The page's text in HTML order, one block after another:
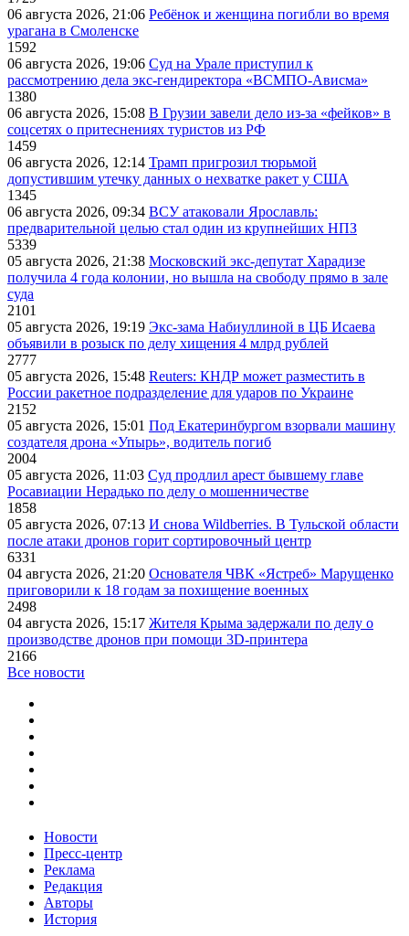
06 августа 2026, 21:06 Ребёнок и женщина погибли во время
урагана в Смоленске
1592
06 августа 2026, 19:06 Суд на Урале приступил к
рассмотрению дела экс-гендиректора «ВСМПО-Ависма»
1380
06 августа 2026, 15:08 В Грузии завели дело из-за «фейков» в
соцсетях о притеснениях туристов из РФ
1459
06 августа 2026, 12:14 Трамп пригрозил тюрьмой
допустившим утечку данных о нехватке ракет у США
1345
06 августа 2026, 09:34 ВСУ атаковали Ярославль:
предварительной целью стал один из крупнейших НПЗ
5339
05 августа 2026, 21:38 Московский экс-депутат Харадизе
получила 4 года колонии, но вышла на свободу прямо в зале
суда
2101
05 августа 2026, 19:19 Экс-зама Набиуллиной в ЦБ Исаева
объявили в розыск по делу хищения 4 млрд рублей
2777
05 августа 2026, 15:48 Reuters: КНДР может разместить в
России ракетное подразделение для ударов по Украине
2152
05 августа 2026, 15:01 Под Екатеринбургом взорвали машину
создателя дрона «Упырь», водитель погиб
2004
05 августа 2026, 11:03 Суд продлил арест бывшему главе
Росавиации Нерадько по делу о мошенничестве
1858
05 августа 2026, 07:13 И снова Wildberries. В Тульской области
после атаки дронов горит сортировочный центр
6331
04 августа 2026, 21:20 Основателя ЧВК «Ястреб» Марущенко
приговорили к 18 годам за похищение военных
2498
04 августа 2026, 15:17 Жителя Крыма задержали по делу о
производстве дронов при помощи 3D‑принтера
2166
Все новости
Новости
Пресс-центр
Реклама
Редакция
Авторы
История